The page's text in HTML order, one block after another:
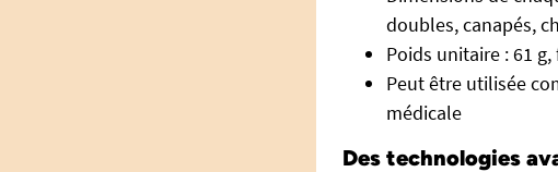
doubles, canapés,
Poids unitaire : 61
Peut être utilisée
médicale
Des technologies